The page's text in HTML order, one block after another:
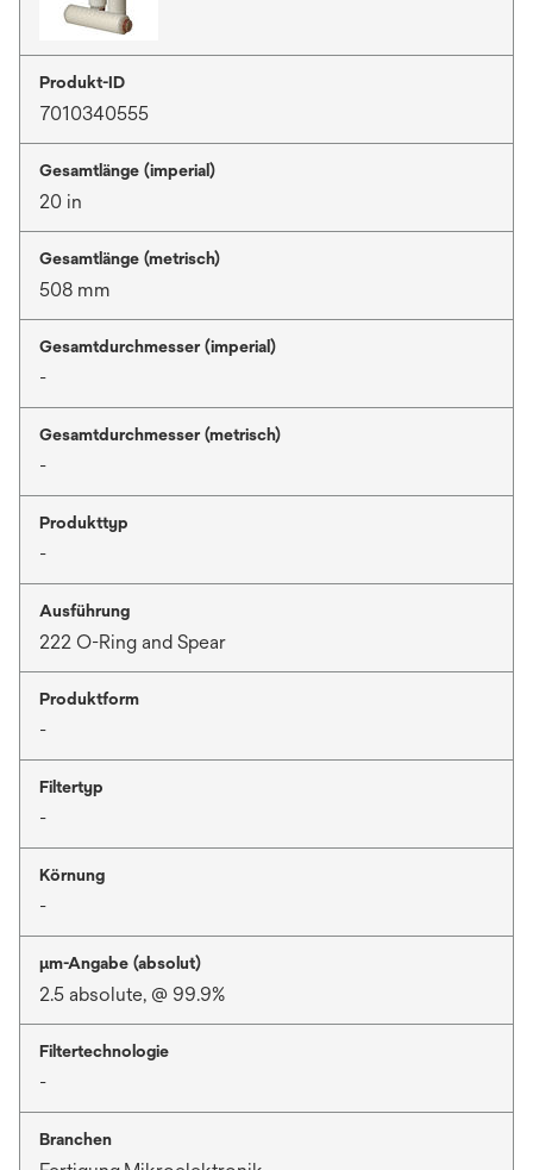
Produkt-ID
7010340555
Gesamtlänge (imperial)
20 in
Gesamtlänge (metrisch)
508 mm
Gesamtdurchmesser (imperial)
-
Gesamtdurchmesser (metrisch)
-
Produkttyp
-
Ausführung
222 O-Ring and Spear
Produktform
-
Filtertyp
-
Körnung
-
μm-Angabe (absolut)
2.5 absolute, @ 99.9%
Filtertechnologie
-
Branchen